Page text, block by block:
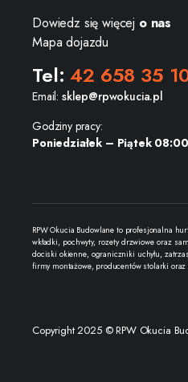
Dowiedz się więcej o nas
Mapa dojazdu
Tel:42 658 35
Email: sklep@rpwokucia.pl
Godziny pracy:
Poniedziałek – Piątek
RPW Okucia Budowlane to profesjonalna
wkładki, pochwyty, rozety drzwiowe oraz
dociski okienne, ograniczniki uchyłu,
firmy montażowe, producentów stolarki
Copyright 2025 © RPW Okucia